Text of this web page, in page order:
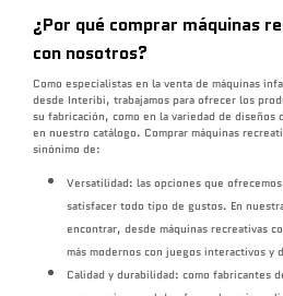
¿Por qué comprar máquinas
con nosotros?
Como especialistas en la venta de máquinas
desde Interibi, trabajamos para ofrecer los
su fabricación, como en la variedad de diseños
en nuestro catálogo. Comprar máquinas
sinónimo de:
Versatilidad: las opciones que
satisfacer todo tipo de gustos. En
encontrar, desde máquinas recreativas
más modernos con juegos interactivos y
Calidad y durabilidad: como fabricantes